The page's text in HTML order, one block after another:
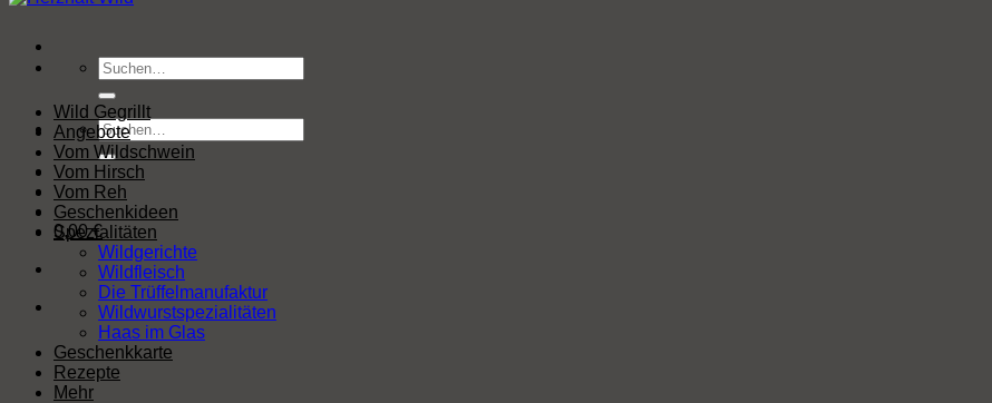
Suchen
nach:
Suchen
nach:
0,00€
Wild Gegrillt
Angebote
Vom Wildschwein
Vom Hirsch
Vom Reh
Geschenkideen
Spezialitäten
Wildgerichte
Wildfleisch
Die Trüffelmanufaktur
Wildwurstspezialitäten
Haas im Glas
Geschenkkarte
Rezepte
Mehr